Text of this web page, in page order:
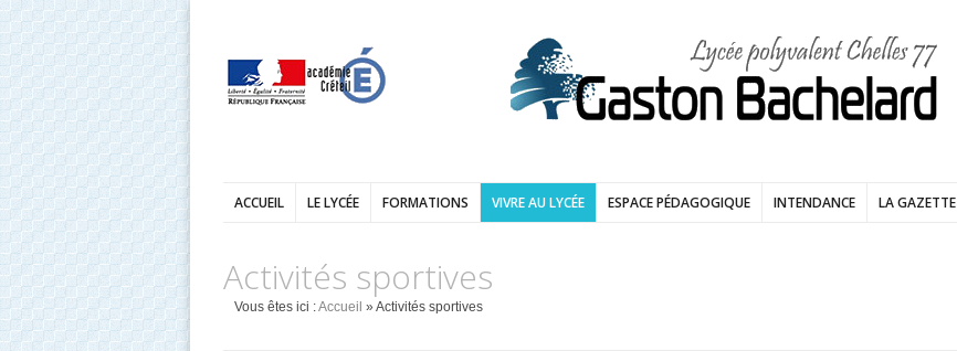
ACCUEIL LE LYCÉE FORMATIONS VIVRE AU LYCÉE ESPACE PÉDAGOGIQUE INTENDANCE LA GAZETTE
Activités sportives
Vous êtes ici :Accueil » Activités sportives